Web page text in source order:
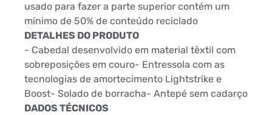
usado para fazer a parte superior contém um
mínimo de 50% de conteúdo reciclado
DETALHES DO PRODUTO
- Cabedal desenvolvido em material têxtil com
sobreposições em couro- Entressola com as
tecnologias de amortecimento Lightstrike e
Boost- Solado de borracha- Antepé sem cadarço
DADOS TÉCNICOS